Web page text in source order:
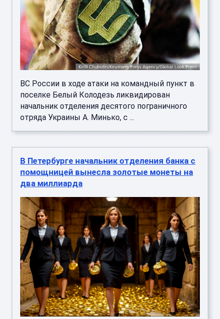
ВС России в ходе атаки на командный пункт в
поселке Белый Колодезь ликвидирован
начальник отделения десятого пограничного
отряда Украины А. Минько, с ...
В Петербурге начальник отделения банка с
помощницей вынесла золотые монеты на
два миллиарда